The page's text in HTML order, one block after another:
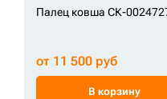
Палец ковша СК-
от 11 500 руб
В корзину